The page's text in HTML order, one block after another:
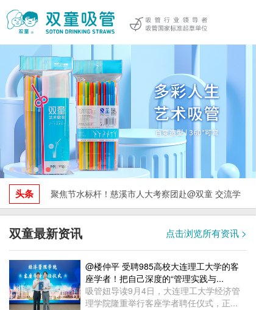
头条 聚焦节水标杆！慈溪市人大考察团赴@双童 交流学
习，探索水资源循环利用与绿色发展实践！
双童最新资讯 点击浏览所有资讯 >
@楼仲平 受聘985高校大连理工大学的客
座学者！把自己深度的“管理实践与...
吸管妞导读9月4日，大连理工大学经济管
理学院隆重举行客座学者聘任仪式，正...